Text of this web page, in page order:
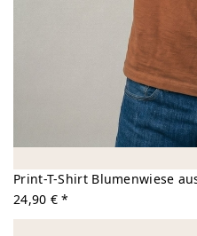
Print-T-Shirt Blumenwiese
24,90 € *